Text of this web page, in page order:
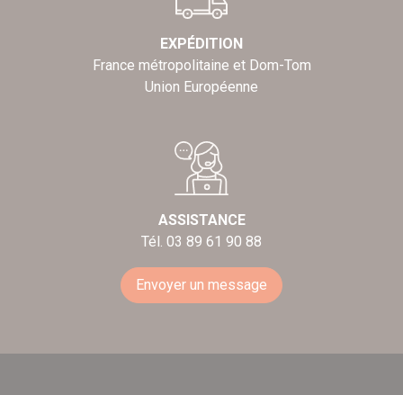
EXPÉDITION
France métropolitaine et Dom-Tom
Union Européenne
ASSISTANCE
Tél. 03 89 61 90 88
Envoyer un message